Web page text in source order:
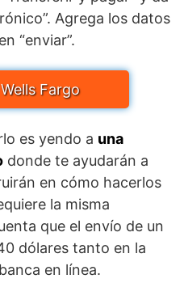
Agrega los datos
“enviar”.
Fargo
es yendo a una
donde te ayudarán a
en cómo hacerlos
la misma
que el envío de un
dólares tanto en la
en línea.